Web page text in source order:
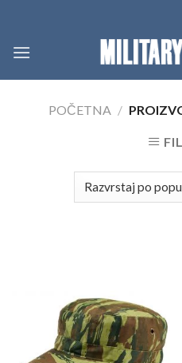
content
POČETNA /